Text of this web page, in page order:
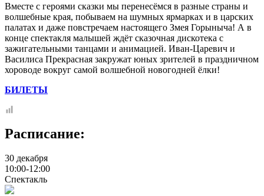
Вместе с героями сказки мы перенесёмся в разные страны и
волшебные края, побываем на шумных ярмарках и в царских
палатах и даже повстречаем настоящего Змея Горыныча! А в
конце спектакля малышей ждёт сказочная дискотека с
зажигательными танцами и анимацией. Иван-Царевич и
Василиса Прекрасная закружат юных зрителей в праздничном
хороводе вокруг самой волшебной новогодней ёлки!
БИЛЕТЫ
Расписание:
30 декабря
10:00-12:00
Спектакль